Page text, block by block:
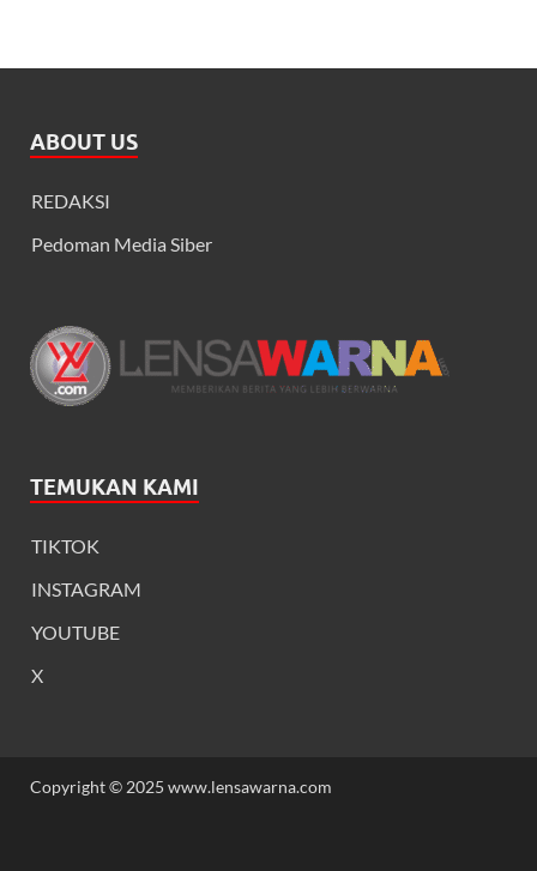
ABOUT US
REDAKSI
Pedoman Media Siber
TEMUKAN KAMI
TIKTOK
INSTAGRAM
YOUTUBE
X
Copyright © 2025 www.lensawarna.com